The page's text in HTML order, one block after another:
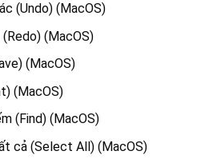
(Undo) (MacOS)
(MacOS)
(MacOS)
(MacOS)
(Find) (MacOS)
cả (Select All) (MacOS)